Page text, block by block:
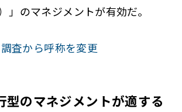
のマネジメントが有効だ。
査から呼称を変更
のマネジメントが適する